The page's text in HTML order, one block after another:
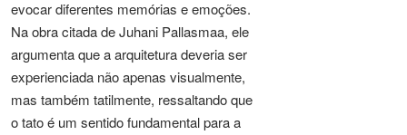
evocar diferentes memórias e emoções.
Na obra citada de Juhani Pallasmaa, ele
argumenta que a arquitetura deveria ser
experienciada não apenas visualmente,
mas também tatilmente, ressaltando que
o tato é um sentido fundamental para a